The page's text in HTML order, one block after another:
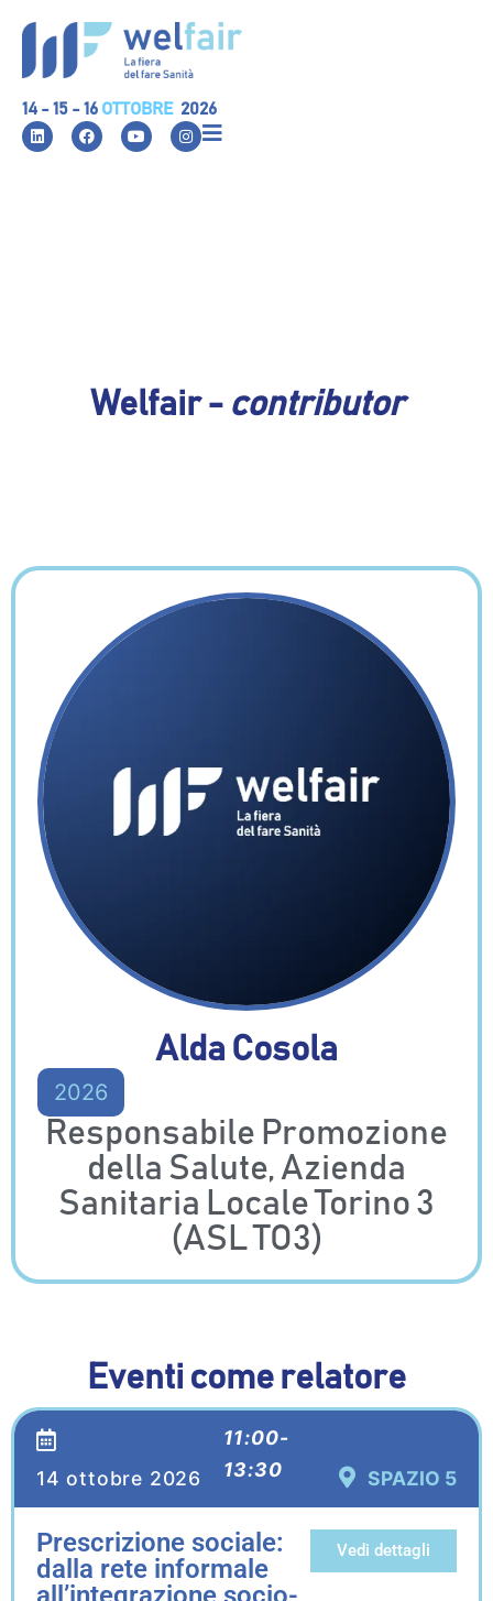
14 - 15 - 16 OTTOBRE 2026
Welfair -contributor
Alda Cosola
2026
Responsabile Promozione
della Salute, Azienda
Sanitaria Locale Torino 3
(ASL TO3)
Eventi come relatore
14 ottobre 2026
11:00-
13:30
SPAZIO 5
Prescrizione sociale:
dalla rete informale
Vedi dettagli